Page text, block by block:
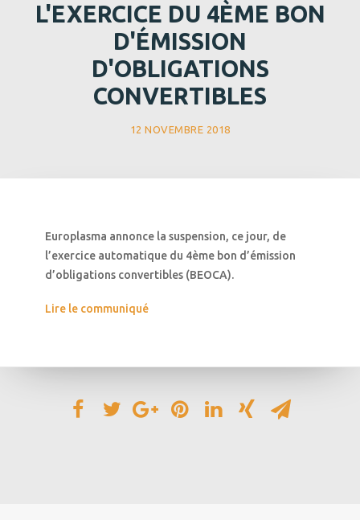
L'EXERCICE DU 4ÈME BON
D'ÉMISSION
D'OBLIGATIONS
CONVERTIBLES
12 NOVEMBRE 2018
Europlasma annonce la suspension, ce jour, de
l’exercice automatique du 4ème bon d’émission
d’obligations convertibles (BEOCA).
Lire le communiqué